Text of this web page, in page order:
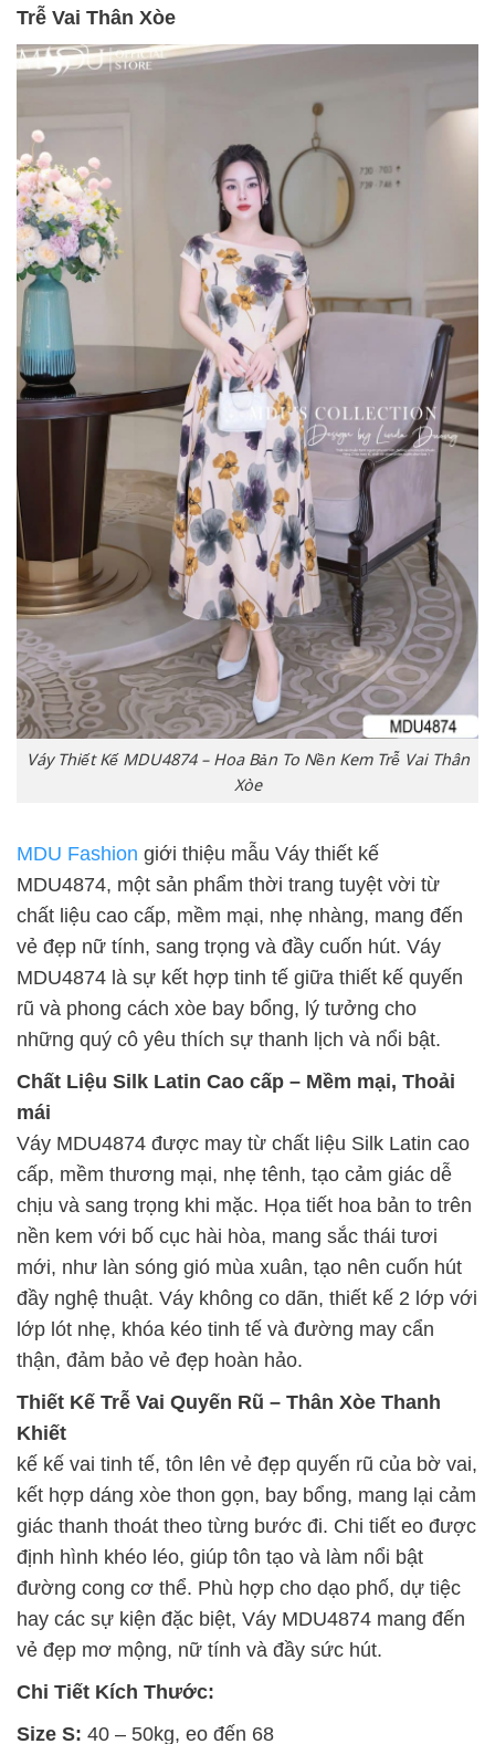
Trễ Vai Thân Xòe
Váy Thiết Kế MDU4874 – Hoa Bản To Nền Kem Trễ Vai Thân
Xòe
MDU Fashion giới thiệu mẫu Váy thiết kế
MDU4874, một sản phẩm thời trang tuyệt vời từ
chất liệu cao cấp, mềm mại, nhẹ nhàng, mang đến
vẻ đẹp nữ tính, sang trọng và đầy cuốn hút. Váy
MDU4874 là sự kết hợp tinh tế giữa thiết kế quyến
rũ và phong cách xòe bay bổng, lý tưởng cho
những quý cô yêu thích sự thanh lịch và nổi bật.
Chất Liệu Silk Latin Cao cấp – Mềm mại, Thoải
mái
Váy MDU4874 được may từ chất liệu Silk Latin cao
cấp, mềm thương mại, nhẹ tênh, tạo cảm giác dễ
chịu và sang trọng khi mặc. Họa tiết hoa bản to trên
nền kem với bố cục hài hòa, mang sắc thái tươi
mới, như làn sóng gió mùa xuân, tạo nên cuốn hút
đầy nghệ thuật. Váy không co dãn, thiết kế 2 lớp với
lớp lót nhẹ, khóa kéo tinh tế và đường may cẩn
thận, đảm bảo vẻ đẹp hoàn hảo.
Thiết Kế Trễ Vai Quyến Rũ – Thân Xòe Thanh
Khiết
kế kế vai tinh tế, tôn lên vẻ đẹp quyến rũ của bờ vai,
kết hợp dáng xòe thon gọn, bay bổng, mang lại cảm
giác thanh thoát theo từng bước đi. Chi tiết eo được
định hình khéo léo, giúp tôn tạo và làm nổi bật
đường cong cơ thể. Phù hợp cho dạo phố, dự tiệc
hay các sự kiện đặc biệt, Váy MDU4874 mang đến
vẻ đẹp mơ mộng, nữ tính và đầy sức hút.
Chi Tiết Kích Thước:
Size S: 40 – 50kg, eo đến 68